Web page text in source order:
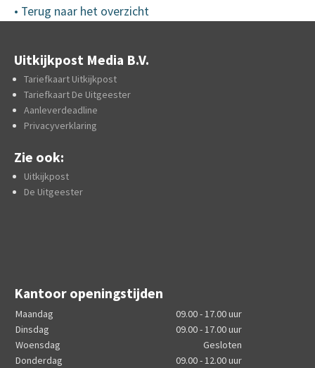
• Terug naar het overzicht
Uitkijkpost Media B.V.
Tariefkaart Uitkijkpost
Tariefkaart De Uitgeester
Aanleverdeadline
Privacyverklaring
Zie ook:
Uitkijkpost
De Uitgeester
Kantoor openingstijden
Maandag
Dinsdag
Woensdag
Donderdag
09.00 - 17.00 uur
09.00 - 17.00 uur
Gesloten
09.00 - 12.00 uur